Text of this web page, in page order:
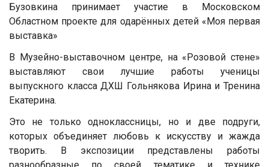
Бузовкина принимает участие в Московском
Областном проекте для одарённых детей «Моя первая
выставка»
В Музейно-выставочном центре, на «Розовой стене»
выставляют свои лучшие работы ученицы
выпускного класса ДХШ Гольнякова Ирина и Тренина
Екатерина.
Это не только одноклассницы, но и две подруги,
которых объединяет любовь к искусству и жажда
творить. В экспозиции представлены работы